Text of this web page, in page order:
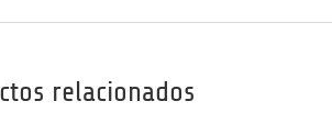
relacionados